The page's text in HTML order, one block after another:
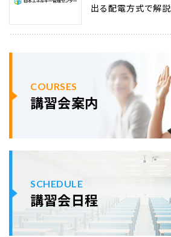
出る配電方式で解説
COURSES
講習会案内
SCHEDULE
講習会日程